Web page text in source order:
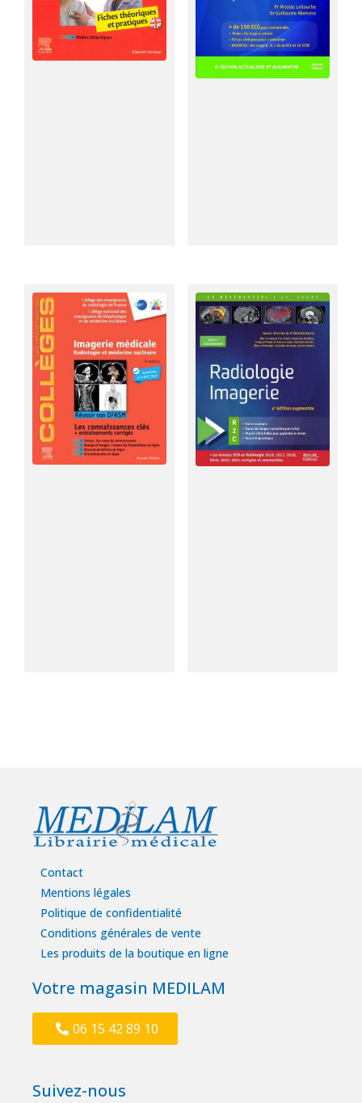
Contact
Mentions légales
Politique de confidentialité
Conditions générales de vente
Les produits de la boutique en ligne
Votre magasin MEDILAM
06 15 42 89 10
Suivez-nous